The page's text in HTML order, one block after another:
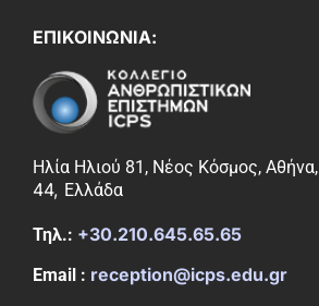
ΕΠΙΚΟΙΝΩΝΙΑ:
Ηλία Ηλιού 81, Νέος Κόσμος, Αθήνα,
44, Ελλάδα
Τηλ.: +30.210.645.65.65
Email : reception@icps.edu.gr